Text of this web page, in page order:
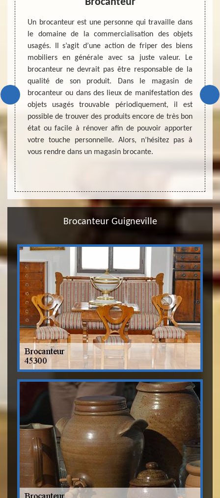
de
peut
aux
une
Un
en
à
Un brocanteur est une personne qui travaille dans
le domaine de la commercialisation des objets
usagés. Il s’agit d’une action de friper des biens
mobiliers en générale avec sa juste valeur. Le
brocanteur ne devrait pas être responsable de la
qualité de son produit. Dans le magasin de
brocanteur ou dans des lieux de manifestation des
objets usagés trouvable périodiquement, il est
possible de trouver des produits encore de très bon
état ou facile à rénover afin de pouvoir apporter
votre touche personnelle. Alors, n’hésitez pas à
vous rendre dans un magasin brocante.
Si
peut
est
de
Brocanteur Guigneville